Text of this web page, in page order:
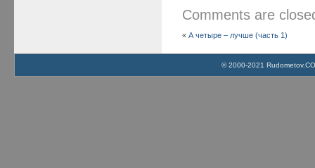
Comments are
«А четыре – лучше (часть 1)
© 2000-2021